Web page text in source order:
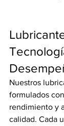
Nuestros
formulados
rendimiento y
calidad. Cada